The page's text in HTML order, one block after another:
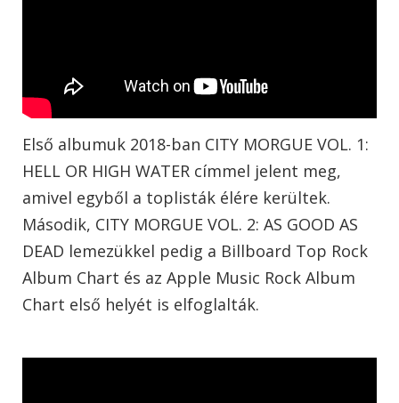
Első albumuk 2018-ban CITY MORGUE VOL. 1:
HELL OR HIGH WATER címmel jelent meg,
amivel egyből a toplisták élére kerültek.
Második, CITY MORGUE VOL. 2: AS GOOD AS
DEAD lemezükkel pedig a Billboard Top Rock
Album Chart és az Apple Music Rock Album
Chart első helyét is elfoglalták.